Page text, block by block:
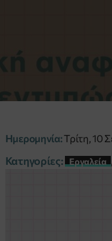
Ημερομηνία:Τρίτη, 10
Κατηγορίες: Εργαλεία ,